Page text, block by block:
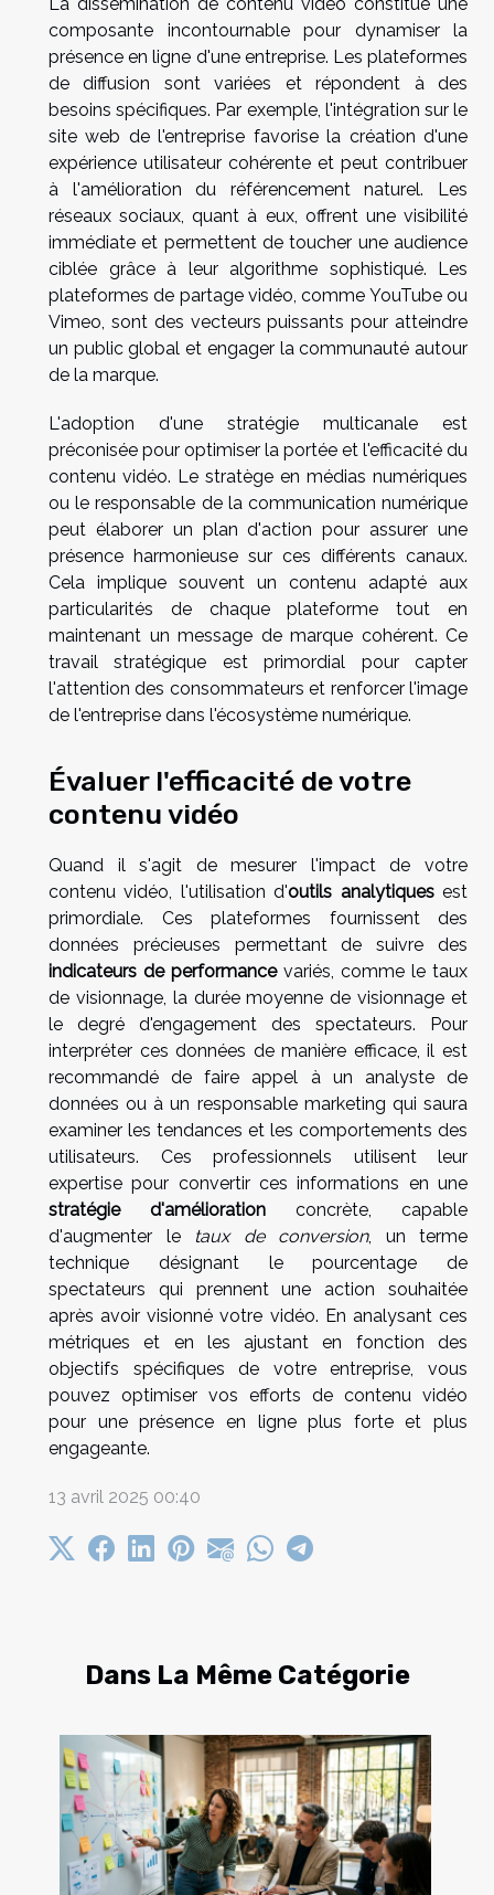
Dans La Même Catégorie
composante incontournable pour dynamiser la
présence en ligne d'une entreprise. Les plateformes
de diffusion sont variées et répondent à des
besoins spécifiques. Par exemple, l'intégration sur le
site web de l'entreprise favorise la création d'une
expérience utilisateur cohérente et peut contribuer
à l'amélioration du référencement naturel. Les
réseaux sociaux, quant à eux, offrent une visibilité
immédiate et permettent de toucher une audience
ciblée grâce à leur algorithme sophistiqué. Les
plateformes de partage vidéo, comme YouTube ou
Vimeo, sont des vecteurs puissants pour atteindre
un public global et engager la communauté autour
de la marque.
L'adoption d'une stratégie multicanale est
préconisée pour optimiser la portée et l'efficacité du
contenu vidéo. Le stratège en médias numériques
ou le responsable de la communication numérique
peut élaborer un plan d'action pour assurer une
présence harmonieuse sur ces différents canaux.
Cela implique souvent un contenu adapté aux
particularités de chaque plateforme tout en
maintenant un message de marque cohérent. Ce
travail stratégique est primordial pour capter
l'attention des consommateurs et renforcer l'image
de l'entreprise dans l'écosystème numérique.
Évaluer l'efficacité de votre
contenu vidéo
Quand il s'agit de mesurer l'impact de votre
contenu vidéo, l'utilisation d'outils analytiquesest
primordiale. Ces plateformes fournissent des
données précieuses permettant de suivre des
indicateurs de performancevariés, comme le taux
de visionnage, la durée moyenne de visionnage et
le degré d'engagement des spectateurs. Pour
interpréter ces données de manière efficace, il est
recommandé de faire appel à un analyste de
données ou à un responsable marketing qui saura
examiner les tendances et les comportements des
utilisateurs. Ces professionnels utilisent leur
expertise pour convertir ces informations en une
stratégie d'amélioration concrète, capable
d'augmenter le
taux de conversion, un terme
technique désignant le pourcentage de
spectateurs qui prennent une action souhaitée
après avoir visionné votre vidéo. En analysant ces
métriques et en les ajustant en fonction des
objectifs spécifiques de votre entreprise, vous
pouvez optimiser vos efforts de contenu vidéo
pour une présence en ligne plus forte et plus
engageante.
13 avril 2025 00:40